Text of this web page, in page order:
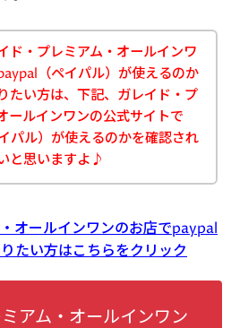
ド・プレミアム・オールインワ
（ペイパル）が使えるのか
たい方は、下記、ガレイド・プ
ールインワンの公式サイトで
パル）が使えるのかを確認され
と思いますよ♪
オールインワンのお店でpaypal
たい方はこちらをクリック
アム・オールインワン